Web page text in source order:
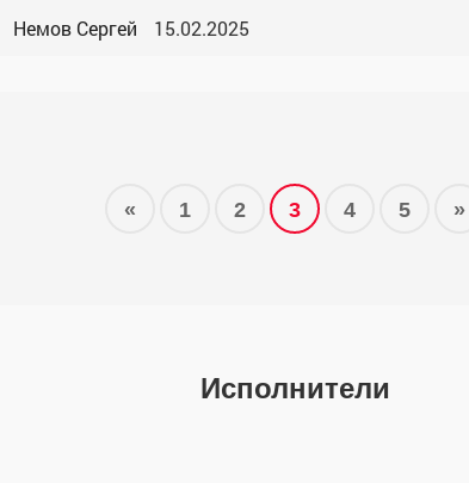
Немов Сергей 15.02.2025
« 1 2 3 4 5 »
Исполнители